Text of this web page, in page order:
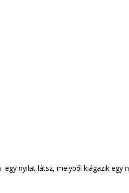
egy nyilat látsz, melyből kiágazik egy